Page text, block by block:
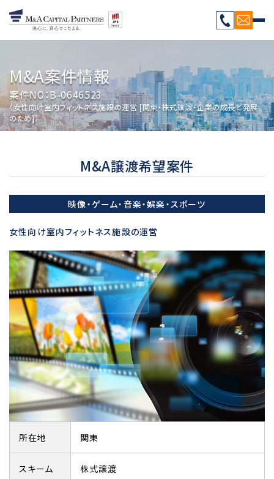
M&A案件情報
案件NO：B-0646523
（女性向け室内フィットネス施設の運営 [関東・株式譲渡・企業の成長と発展
のため]）
M&A譲渡希望案件
映像・ゲーム・音楽・娯楽・スポーツ
女性向け室内フィットネス施設の運営
所在地 関東
スキーム 株式譲渡